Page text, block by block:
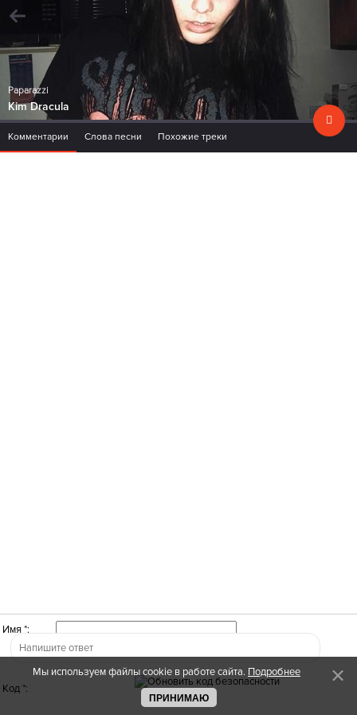
Paparazzi
Kim Dracula
Комментарии Слова песни Похожие треки
Имя *:
Код *:
Мы используем файлы cookie в работе сайта. Подробнее
ПРИНИМАЮ